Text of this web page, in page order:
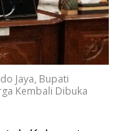
Jaya, Bupati
Kembali Dibuka